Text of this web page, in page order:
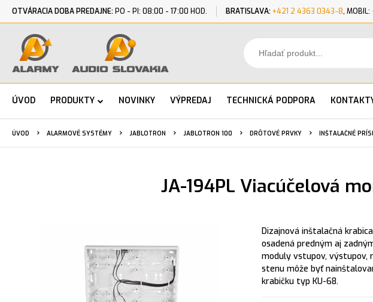
OTVÁRACIA DOBA PREDAJNE: PO - PI: 08:00 - 17:00 HOD. BRATISLAVA:+421 2 4363 0343-8, MOBIL:
ÚVOD PRODUKTY NOVINKY VÝPREDAJ TECHNICKÁ PODPORA
ÚVOD ALARMOVÉ SYSTÉMY JABLOTRON JABLOTRON 100 DRÔTOVÉ PRVKY INŠTALAČNÉ
JA-194PL Viacúčelová
Dizajnová inštalačná
osadená predným aj
moduly vstupov, výstupov,
stenu môže byť
krabičku typ KU-68.